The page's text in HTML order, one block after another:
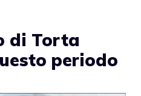
di Torta
periodo